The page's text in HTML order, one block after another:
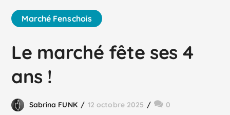
Marché Fenschois
Le marché fête ses 4
ans !
Sabrina FUNK 12 octobre 2025 0